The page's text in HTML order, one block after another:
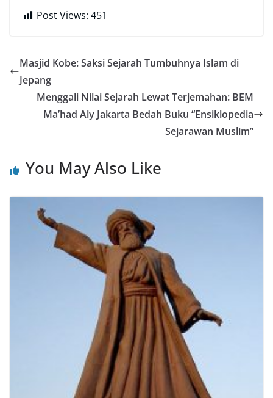
Post Views: 451
Masjid Kobe: Saksi Sejarah Tumbuhnya Islam di
Jepang
Menggali Nilai Sejarah Lewat Terjemahan: BEM
Ma’had Aly Jakarta Bedah Buku “Ensiklopedia
Sejarawan Muslim”
You May Also Like